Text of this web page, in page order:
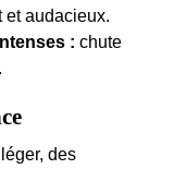
et audacieux.
: chute
des